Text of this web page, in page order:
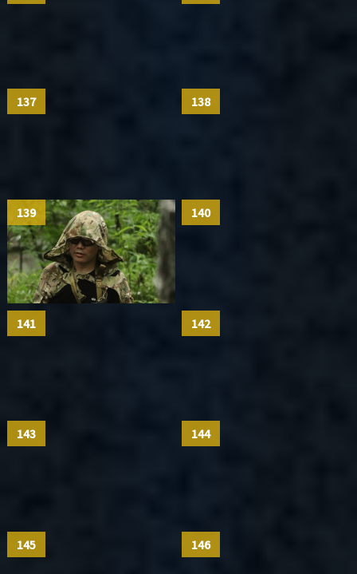
137 138
139 140
141 142
143 144
145 146